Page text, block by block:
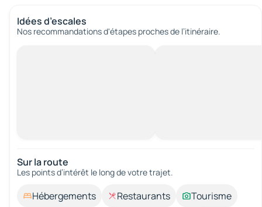
Idées d’escales
Nos recommandations d'étapes proches de l’itinéraire.
Sur la route
Les points d’intérêt le long de votre trajet.
Hébergements Restaurants
Tourisme